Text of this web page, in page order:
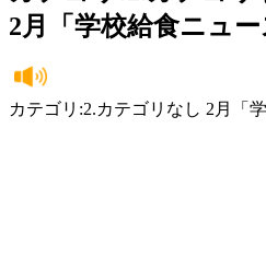
2月「学校給食ニュ
カテゴリ:2.カテゴリなし 2月「